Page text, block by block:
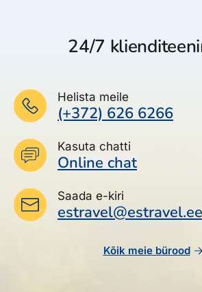
24/7
Helista meile
(+372) 626 6266
Kasuta chatti
Online chat
Saada e-kiri
estravel@estravel.ee
Kõik meie bürood